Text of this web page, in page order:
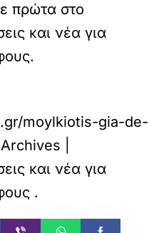
πρώτα στο
και νέα για
moylkiotis-gia-
|
και νέα για
.